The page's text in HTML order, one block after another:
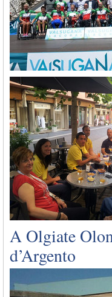
A Olgiate
d’Argento